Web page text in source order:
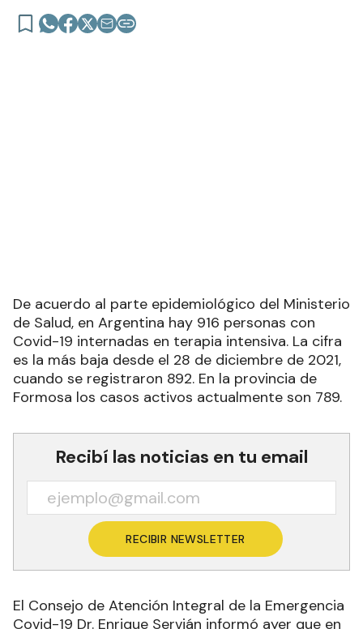
De acuerdo al parte epidemiológico del Ministerio
de Salud, en Argentina hay 916 personas con
Covid-19 internadas en terapia intensiva. La cifra
es la más baja desde el 28 de diciembre de 2021,
Formosa los casos activos actualmente son 789.
Recibí las noticias en tu email
RECIBIR NEWSLETTER